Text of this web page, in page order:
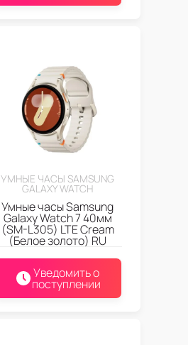
УМНЫЕ ЧАСЫ SAMSUNG
GALAXY WATCH
Умные часы Samsung
Galaxy Watch 7 40мм
(SM-L305) LTE Cream
(Белое золото) RU
Уведомить о
поступлении